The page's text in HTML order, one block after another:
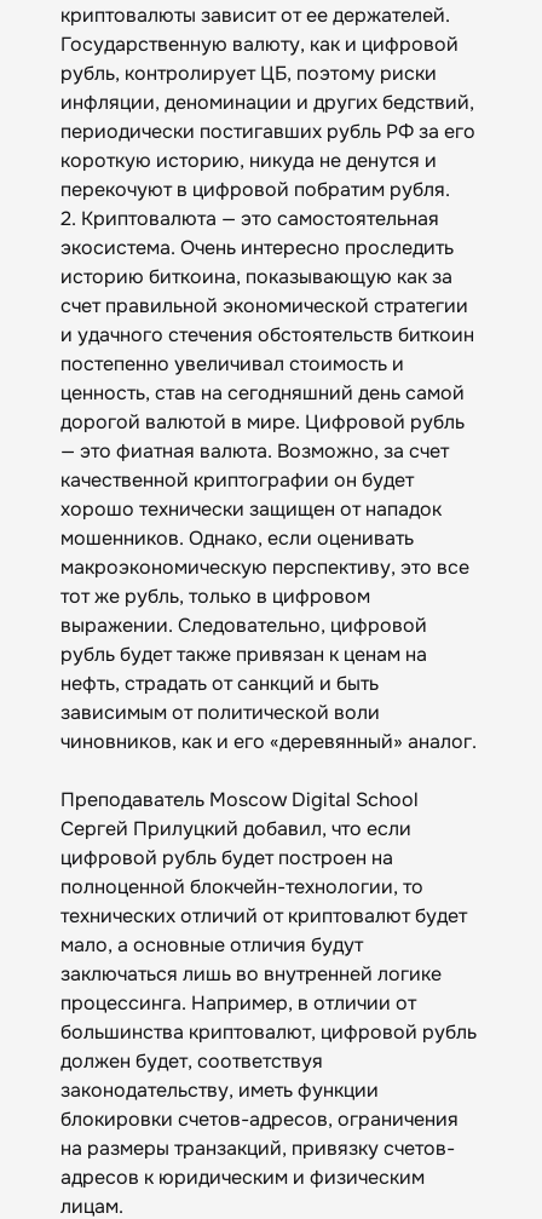
криптовалюты зависит от ее держателей.
Государственную валюту, как и цифровой
рубль, контролирует ЦБ, поэтому риски
инфляции, деноминации и других бедствий,
периодически постигавших рубль РФ за его
короткую историю, никуда не денутся и
перекочуют в цифровой побратим рубля.
2. Криптовалюта — это самостоятельная
экосистема. Очень интересно проследить
историю биткоина, показывающую как за
счет правильной экономической стратегии
и удачного стечения обстоятельств биткоин
постепенно увеличивал стоимость и
ценность, став на сегодняшний день самой
дорогой валютой в мире. Цифровой рубль
— это фиатная валюта. Возможно, за счет
качественной криптографии он будет
хорошо технически защищен от нападок
мошенников. Однако, если оценивать
макроэкономическую перспективу, это все
тот же рубль, только в цифровом
выражении. Следовательно, цифровой
рубль будет также привязан к ценам на
нефть, страдать от санкций и быть
зависимым от политической воли
чиновников, как и его «деревянный» аналог.
Преподаватель Moscow Digital School
Сергей Прилуцкий добавил, что если
цифровой рубль будет построен на
полноценной блокчейн-технологии, то
технических отличий от криптовалют будет
мало, а основные отличия будут
заключаться лишь во внутренней логике
процессинга. Например, в отличии от
большинства криптовалют, цифровой рубль
должен будет, соответствуя
законодательству, иметь функции
блокировки счетов-адресов, ограничения
на размеры транзакций, привязку счетов-
адресов к юридическим и физическим
лицам.